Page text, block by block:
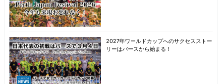
2027年ワールドカップへのサクセスストー
リーはパースから始まる！